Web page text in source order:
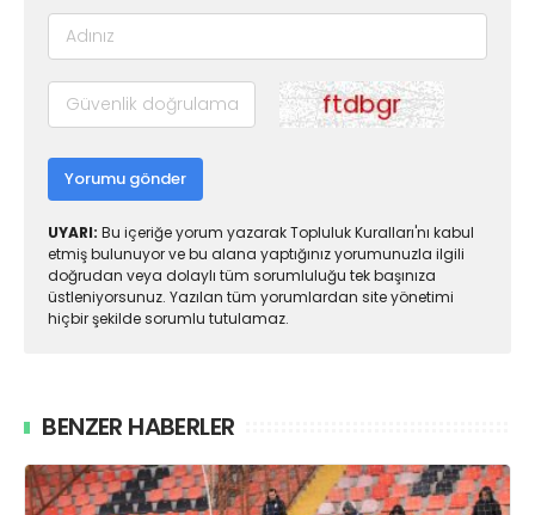
Yorumu gönder
UYARI: Bu içeriğe yorum yazarak Topluluk Kuralları'nı kabul
etmiş bulunuyor ve bu alana yaptığınız yorumunuzla ilgili
doğrudan veya dolaylı tüm sorumluluğu tek başınıza
üstleniyorsunuz. Yazılan tüm yorumlardan site yönetimi
hiçbir şekilde sorumlu tutulamaz.
BENZER HABERLER